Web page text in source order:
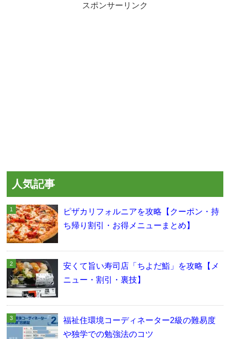
スポンサーリンク
人気記事
ピザカリフォルニアを攻略【クーポン・持
ち帰り割引・お得メニューまとめ】
安くて旨い寿司店「ちよだ鮨」を攻略【メ
ニュー・割引・裏技】
福祉住環境コーディネーター2級の難易度
や独学での勉強法のコツ